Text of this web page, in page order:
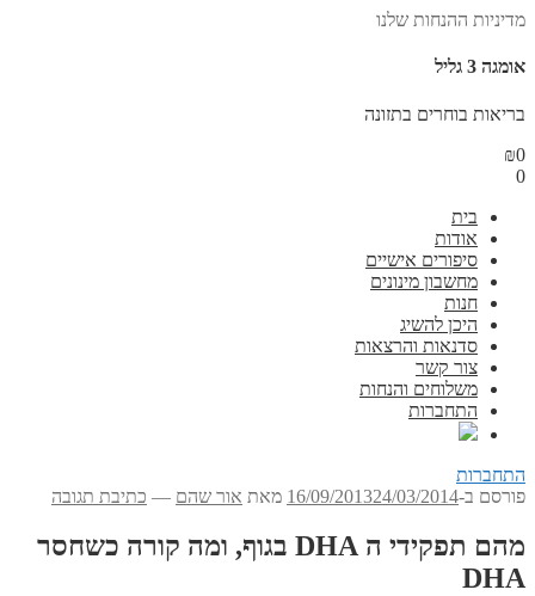
מדיניות ההנחות שלנו
אומגה 3 גליל
בריאות בוחרים בתזונה
₪0
0
בית
אודות
סיפורים אישיים
מחשבון מינונים
חנות
היכן להשיג
סדנאות והרצאות
צור קשר
משלוחים והנחות
התחברות
התחברות
פורסם ב-
16/09/201324/03/2014 מאת אור שהם — כתיבת תגובה
מהם תפקידי ה DHA בגוף, ומה קורה כשחסר
DHA